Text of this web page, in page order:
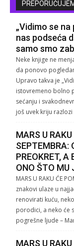
„Vidimo se
nas podseća
samo smo
Neke knjige ne
da ponovo
Upravo takva je
istovremeno bolno
sećanju i
još uvek kriju
MARS U
SEPTEMBRA:
PREOKRET, A
ONO ŠTO MU
MARS U RAKU ĆE
znakovi ulaze u
renovirati kuću,
porodici, a neko će
pogrešne ljude –
MARS U